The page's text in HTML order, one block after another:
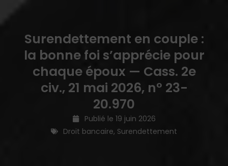
Surendettement en couple :
la bonne foi s’apprécie pour
chaque époux — Cass. 2e
civ., 21 mai 2026, n° 23-
20.970
Publié le 19 juin 2026
Droit bancaire, Surendettement